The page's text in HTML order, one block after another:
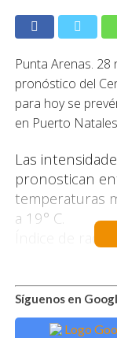
Punta Arenas.
pronóstico del
para hoy se
en Puerto
Las
pronostican
temperaturas
a 19° C.
Índice de
Síguenos en